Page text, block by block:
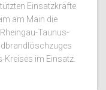
Einsatzkräfte
am Main die
Taunus-
im Einsatz.